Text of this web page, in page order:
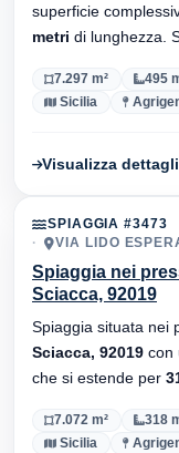
superficie
metri di lunghezza.
7.297 m² 495
Sicilia
Visualizza
SPIAGGIA #3473
VIA LIDO
Spiaggia nei
Sciacca, 92019
Spiaggia situata nei
Sciacca, 92019 con
che si estende per
7.072 m² 318
Sicilia